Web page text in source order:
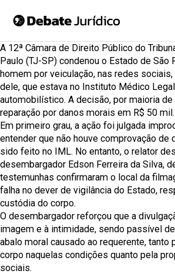
A 12ª Câmara de Direito Público do
Paulo (TJ-SP) condenou o Estado de São
homem por veiculação, nas redes
dele, que estava no Instituto Médico
automobilístico. A decisão, por maioria
reparação por danos morais em R$ 50 mil.
Em primeiro grau, a ação foi julgada
entender que não houve comprovação de
sido feito no IML. No entanto, o relator
desembargador Edson Ferreira da Silva,
testemunhas confirmaram o local da
falha no dever de vigilância do Estado,
custódia do corpo.
O desembargador reforçou que a
imagem e à intimidade, sendo passível
abalo moral causado ao requerente, tanto
corpo naquelas condições quanto pela
sociais.